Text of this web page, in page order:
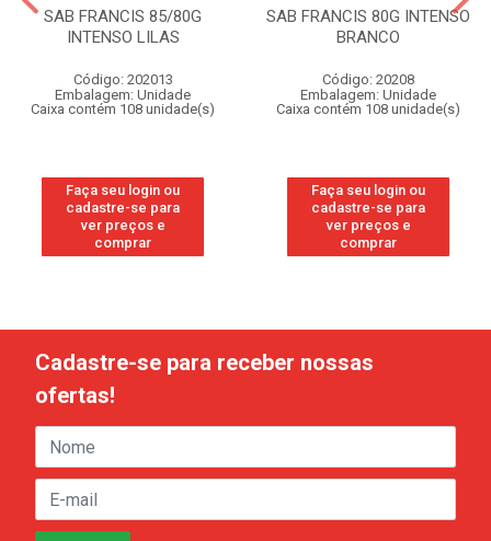
SAB FRANCIS 85/80G
INTENSO LILAS
Código: 202013
Embalagem: Unidade
Caixa contém 108 unidade(s)
Faça seu login ou
cadastre-se para
ver preços e
comprar
SAB FRANCIS 80G INTENSO
BRANCO
Código: 20208
Embalagem: Unidade
Caixa contém 108 unidade(s)
Faça seu login ou
cadastre-se para
ver preços e
comprar
Cadastre-se para receber nossas
ofertas!